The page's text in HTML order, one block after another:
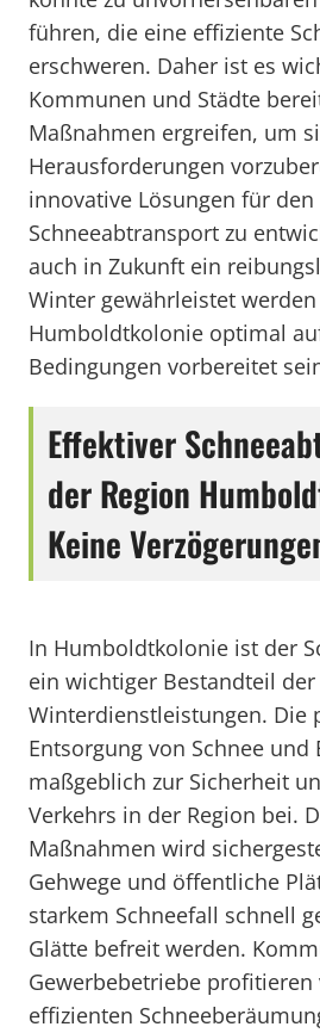
führen, die eine effiziente
erschweren. Daher ist es
Kommunen und Städte
Maßnahmen ergreifen, um
Herausforderungen
innovative Lösungen für den
Schneeabtransport zu
auch in Zukunft ein
Winter gewährleistet
Humboldtkolonie optimal
Bedingungen vorbereitet
Effektiver
der Region
Keine
In Humboldtkolonie ist der
ein wichtiger Bestandteil der
Winterdienstleistungen. Die
Entsorgung von Schnee und
maßgeblich zur Sicherheit
Verkehrs in der Region bei.
Maßnahmen wird
Gehwege und öffentliche
starkem Schneefall schnell
Glätte befreit werden.
Gewerbebetriebe profitieren
effizienten